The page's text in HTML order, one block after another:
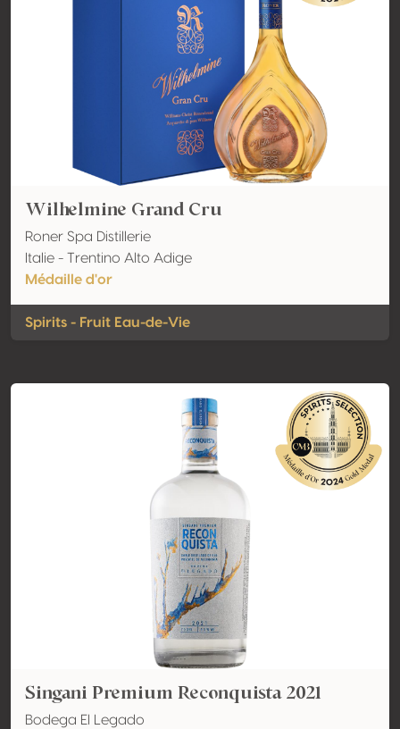
Wilhelmine Grand Cru
Roner Spa Distillerie
Italie - Trentino Alto Adige
Médaille d'or
Spirits - Fruit Eau-de-Vie
Singani Premium Reconquista 2021
Bodega El Legado